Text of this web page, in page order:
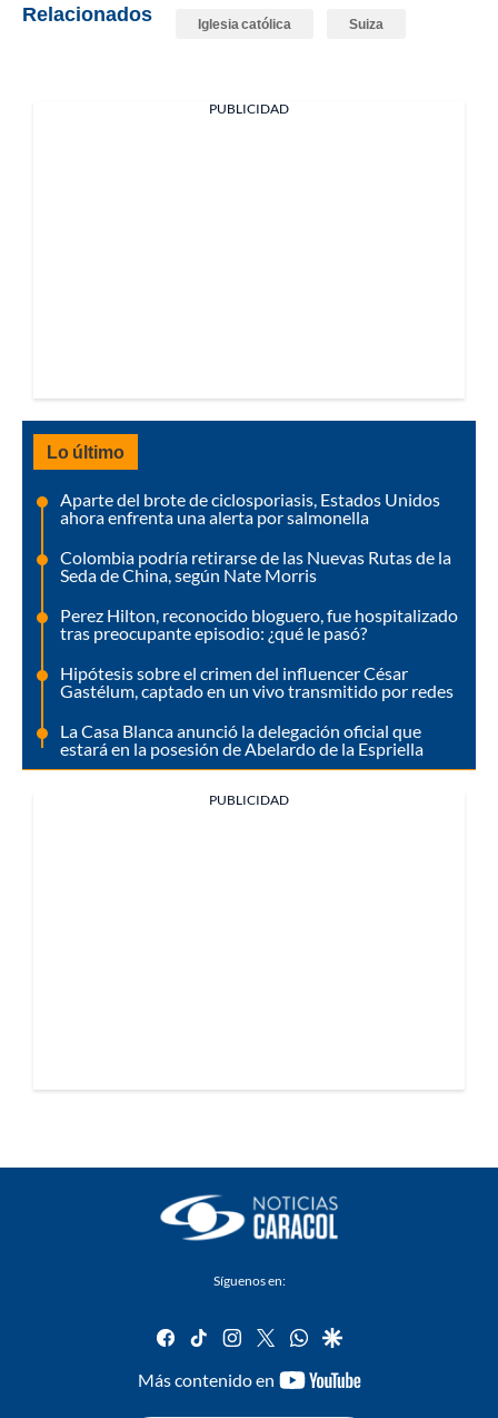
Relacionados Iglesia católica Suiza
PUBLICIDAD
Lo último
Aparte del brote de ciclosporiasis, Estados Unidos
ahora enfrenta una alerta por salmonella
Colombia podría retirarse de las Nuevas Rutas de la
Seda de China, según Nate Morris
Perez Hilton, reconocido bloguero, fue hospitalizado
tras preocupante episodio: ¿qué le pasó?
Hipótesis sobre el crimen del influencer César
Gastélum, captado en un vivo transmitido por redes
La Casa Blanca anunció la delegación oficial que
estará en la posesión de Abelardo de la Espriella
PUBLICIDAD
Síguenos en:
facebook
tiktok instagram
twitterwhatsapp
google
Más contenido en
youtube-